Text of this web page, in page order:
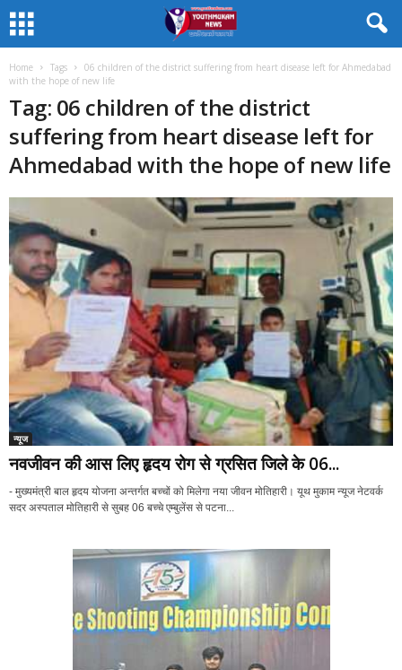
Home Tags
06 children of the district suffering from heart disease left for Ahmedabad
with the hope of new life
Tag: 06 children of the district
suffering from heart disease left for
Ahmedabad with the hope of new life
न्यूज
नवजीवन की आस लिए हृदय रोग से ग्रसित जिले के 06...
- मुख्यमंत्री बाल हृदय योजना अन्तर्गत बच्चों को मिलेगा नया जीवन मोतिहारी। यूथ मुकाम न्यूज नेटवर्क
सदर अस्पताल मोतिहारी से सुबह 06 बच्चे एम्बुलेंस से पटना...